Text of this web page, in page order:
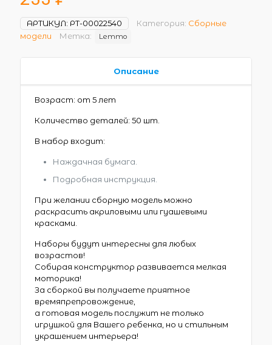
АРТИКУЛ: РТ-00022540 Категория: Сборные
модели
Метка: Lemmo
Описание
Возраст: от 5 лет
Количество деталей: 50 шт.
В набор входит:
Наждачная бумага.
Подробная инструкция.
При желании сборную модель можно
раскрасить акриловыми или гуашевыми
красками.
Наборы будут интересны для любых
возрастов!
Собирая конструктор развивается мелкая
моторика!
За сборкой вы получаете приятное
времяпрепровождение,
а готовая модель послужит не только
игрушкой для Вашего ребенка, но и стильным
украшением интерьера!